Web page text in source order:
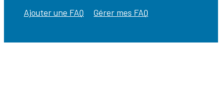
Ajouter une FAQ Gérer mes FAQ